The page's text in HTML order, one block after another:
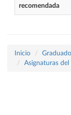
recomendada
Inicio
Asignaturas